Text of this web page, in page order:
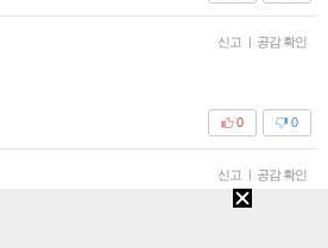
신고 | 공감 확인
0
0
신고 | 공감 확인